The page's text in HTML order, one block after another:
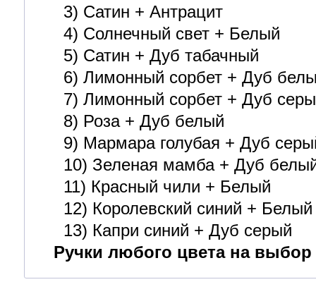
3) Сатин + Антрацит
4) Солнечный свет + Белый
5) Сатин + Дуб табачный
6) Лимонный сорбет + Дуб
7) Лимонный сорбет + Дуб
8) Роза + Дуб белый
9) Мармара голубая + Дуб
10) Зеленая мамба + Дуб
11) Красный чили + Белый
12) Королевский синий + Белый
13) Капри синий + Дуб серый
Ручки любого цвета на выбор